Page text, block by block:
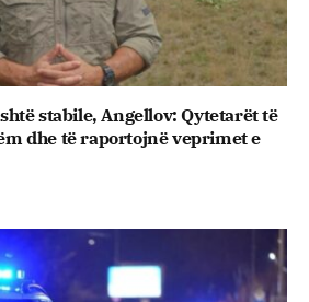
stabile, Angellov: Qytetarët të
dhe të raportojnë veprimet e